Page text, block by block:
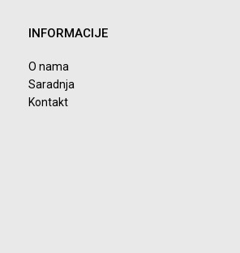
INFORMACIJE
O nama
Saradnja
Kontakt